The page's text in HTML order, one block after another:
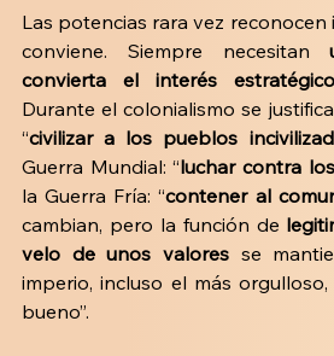
Las potencias rara vez
conviene. Siempre necesitan
convierta el interés
Durante el colonialismo se
“civilizar a los pueblos
Guerra Mundial: “luchar contra
la Guerra Fría: “contener al
cambian, pero la función de
velo de unos valores se
imperio, incluso el más
bueno”.